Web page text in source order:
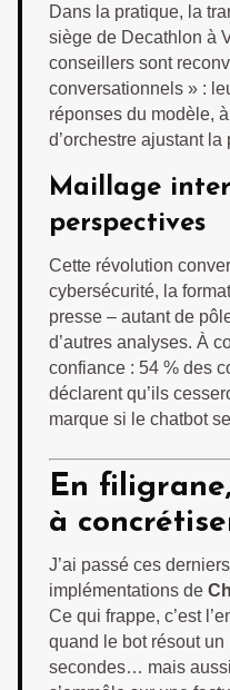
Dans la pratique, la
siège de Decathlon à
conseillers sont
conversationnels » :
réponses du modèle,
d’orchestre ajustant la
Maillage
perspectives
Cette révolution
cybersécurité, la
presse – autant de
d’autres analyses. À
confiance : 54 % des
déclarent qu’ils
marque si le chatbot
En
à
J’ai passé ces
implémentations de
Ce qui frappe, c’est
quand le bot résout
secondes… mais